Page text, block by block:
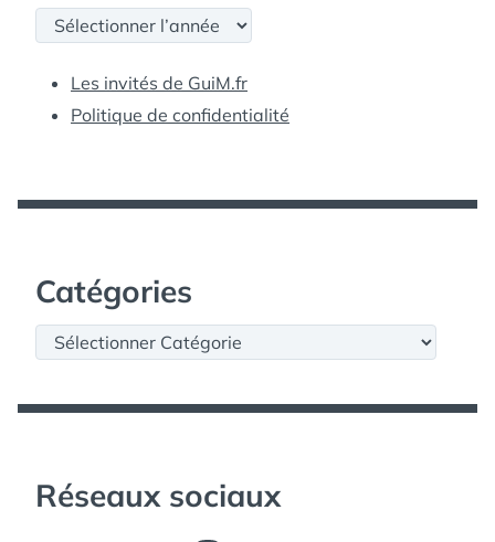
Archives
Les invités de GuiM.fr
Politique de confidentialité
Catégories
Catégories
Réseaux sociaux